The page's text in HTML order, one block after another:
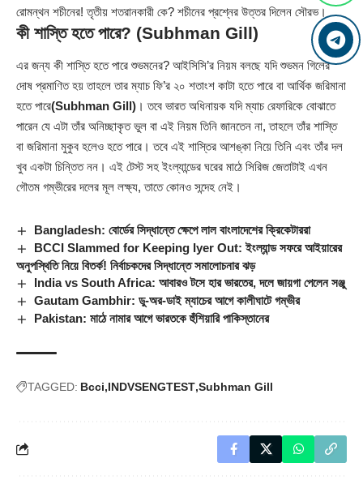
রোমন্থন শচীনের! তৃতীয় শতরানকারী কে? শচীনের প্রশ্নের উত্তর দিলেন সৌরভ।
কী শাস্তি হতে পারে? (Subhman Gill)
এর জন্য কী শাস্তি হতে পারে শুভমনের? আইসিসি’র নিয়ম বলছে যদি শুভমন গিলের
দোষ প্রমাণিত হয় তাহলে তার ম্যাচ ফি’র ২০ শতাংশ কাটা হতে পারে বা আর্থিক জরিমানা
হতে পারে(Subhman Gill) । তবে ভারত অধিনায়ক যদি ম্যাচ রেফারিকে বোঝাতে
পারেন যে এটা তাঁর অনিচ্ছাকৃত ভুল বা এই নিয়ম তিনি জানতেন না, তাহলে তাঁর শাস্তি
বা জরিমানা মুকুব হলেও হতে পারে। তবে এই শাস্তির আশঙ্কা নিয়ে তিনি এবং তাঁর দল
খুব একটা চিন্তিত নন। এই টেস্ট সহ ইংল্যান্ডের ঘরের মাঠে সিরিজ জেতাটাই এখন
গৌতম গম্ভীরের দলের মূল লক্ষ্য, তাতে কোনও সন্দেহ নেই।
Bangladesh: বোর্ডের সিদ্ধান্তে ক্ষেপে লাল বাংলাদেশের ক্রিকেটাররা
BCCI Slammed for Keeping Iyer Out: ইংল্যান্ড সফরে আইয়ারের
অনুপস্থিতি নিয়ে বিতর্ক! নির্বাচকদের সিদ্ধান্তে সমালোচনার ঝড়
India vs South Africa: আবারও টসে হার ভারতের, দলে জায়গা পেলেন সঞ্জু
Gautam Gambhir: ডু-অর-ডাই ম্যাচের আগে কালীঘাটে গম্ভীর
Pakistan: মাঠে নামার আগে ভারতকে হুঁশিয়ারি পাকিস্তানের
TAGGED: Bcci INDVSENGTEST Subhman Gill